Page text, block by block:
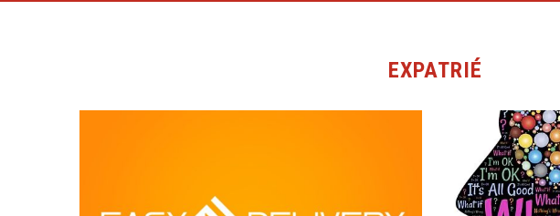
EXPATRIÉ